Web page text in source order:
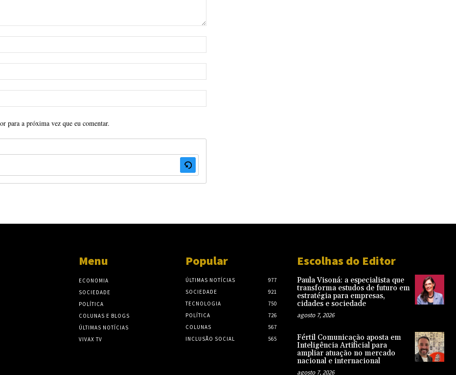
para a próxima vez que eu comentar.
Menu
ECONOMIA
SOCIEDADE
POLÍTICA
COLUNAS E BLOGS
ÚLTIMAS NOTÍCIAS
VIVAX TV
Popular
ÚLTIMAS NOTÍCIAS
977
SOCIEDADE
921
TECNOLOGIA
750
POLÍTICA
726
COLUNAS
567
INCLUSÃO SOCIAL
565
Escolhas do Editor
Paula Visoná: a especialista que
transforma estudos de futuro em
estratégia para empresas,
cidades e sociedade
agosto 7, 2026
Fértil Comunicação aposta em
Inteligência Artificial para
ampliar atuação no mercado
nacional e internacional
agosto 7, 2026